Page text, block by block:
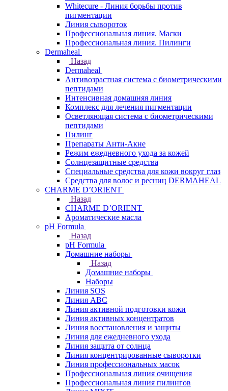
Whitecure - Линия борьбы против
пигментации
Линия сывороток
Профессиональная линия. Маски
Профессиональная линия. Пилинги
Dermaheal
Назад
Dermaheal
Антивозрастная система с биометрическими
пептидами
Интенсивная домашняя линия
Комплекс для лечения пигментации
Осветляющая система с биометрическими
пептидами
Пилинг
Препараты Анти-Акне
Режим ежедневного ухода за кожей
Солнцезащитные средства
Специальные средства для кожи вокруг глаз
Средства для волос и ресниц DERMAHEAL
CHARME D’ORIENT
Назад
CHARME D’ORIENT
Ароматические масла
pH Formula
Назад
pH Formula
Домашние наборы
Назад
Домашние наборы
Наборы
Линия SOS
Линия АВС
Линия активной подготовки кожи
Линия активных концентратов
Линия восстановления и защиты
Линия для ежедневного ухода
Линия защита от солнца
Линия концентрированные сыворотки
Линия профессиональных масок
Профессиональная линия очищения
Профессиональная линия пилингов